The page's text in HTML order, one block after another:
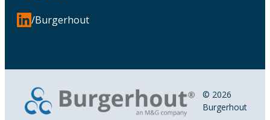
/Burgerhout
© 2026
Burgerhout